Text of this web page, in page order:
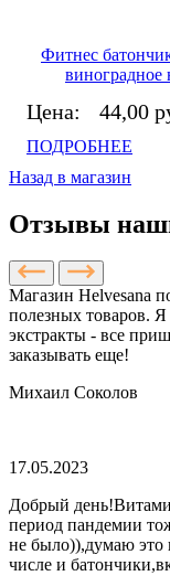
Фитнес
виноградное
Цена: 44,00
ПОДРОБНЕЕ
Назад в магазин
Отзывы
Магазин Helvesana
полезных товаров.
экстракты - все
заказывать еще!
Михаил Соколов
17.05.2023
Добрый
период пандемии
не было)),думаю это
числе и